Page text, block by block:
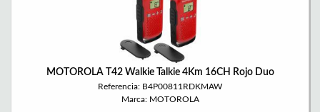
MOTOROLA T42 Walkie Talkie 4Km 16CH Rojo Duo
Referencia: B4P00811RDKMAW
Marca: MOTOROLA